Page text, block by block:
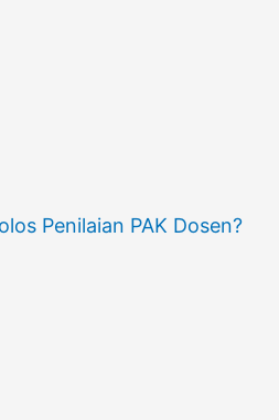
Penilaian PAK Dosen?